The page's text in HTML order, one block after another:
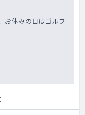
お休みの日はゴルフ